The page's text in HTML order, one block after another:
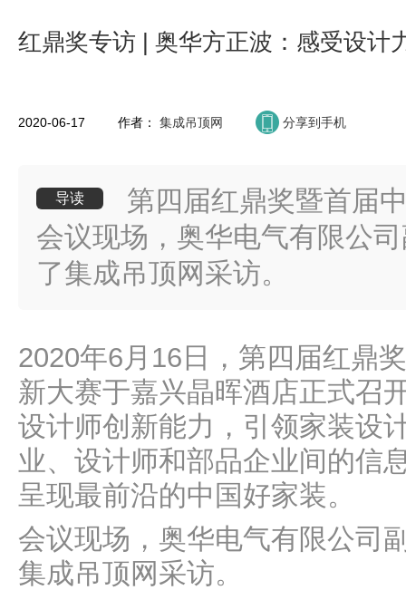
红鼎奖专访 | 奥华方正波：感受设计
2020-06-17 作者： 集成吊顶网 分享到手机
导读
第四届红鼎奖暨首届
会议现场，奥华电气有限公
了集成吊顶网采访。
2020年6月16日，第四届红鼎
新大赛于嘉兴晶晖酒店正式召
设计师创新能力，引领家装设
业、设计师和部品企业间的信
呈现最前沿的中国好家装。
会议现场，奥华电气有限公司
集成吊顶网采访。